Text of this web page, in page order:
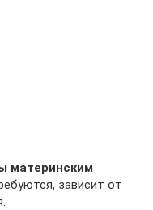
материнским
зависит от